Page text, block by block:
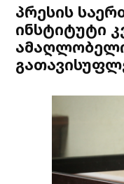
პრესის
ინსტიტუტი